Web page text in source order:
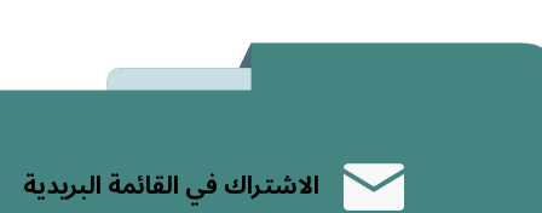
الاشتراك في القائمة البريدية